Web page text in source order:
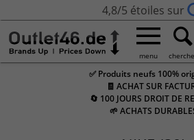
4,8/5 étoiles sur
menu
✅ Produits neufs 100%
🧾 ACHAT SUR
🔄 100 JOURS DROIT DE
🌱 ACHATS